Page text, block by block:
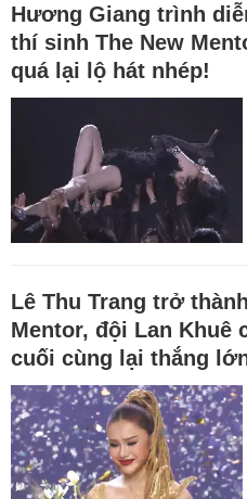
Hương Giang trình
thí sinh The New
quá lại lộ hát nhép!
Mentor, đội Lan Khuê
cuối cùng lại thắng